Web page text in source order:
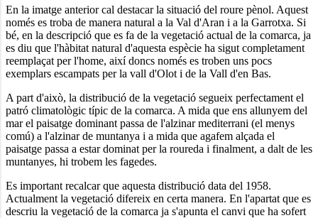
En la imatge anterior cal destacar la situació del roure pènol. Aquest
només es troba de manera natural a la Val d'Aran i a la Garrotxa. Si
bé, en la descripció que es fa de la vegetació actual de la comarca, ja
es diu que l'hàbitat natural d'aquesta espècie ha sigut completament
reemplaçat per l'home, així doncs només es troben uns pocs
exemplars escampats per la vall d'Olot i de la Vall d'en Bas.
A part d'això, la distribució de la vegetació segueix perfectament el
patró climatològic típic de la comarca. A mida que ens allunyem del
mar el paisatge dominant passa de l'alzinar mediterrani (el menys
comú) a l'alzinar de muntanya i a mida que agafem alçada el
paisatge passa a estar dominat per la roureda i finalment, a dalt de les
muntanyes, hi trobem les fagedes.
Es important recalcar que aquesta distribució data del 1958.
Actualment la vegetació difereix en certa manera. En l'apartat que es
descriu la vegetació de la comarca ja s'apunta el canvi que ha sofert